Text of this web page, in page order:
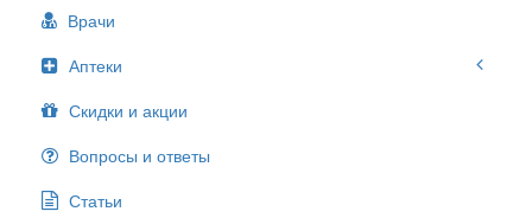
Врачи
Аптеки
Скидки и акции
Вопросы и ответы
Статьи